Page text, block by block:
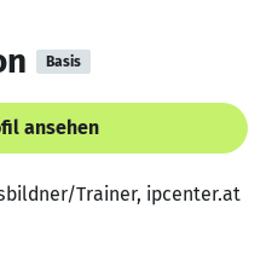
Basis
ansehen
Trainer, ipcenter.at